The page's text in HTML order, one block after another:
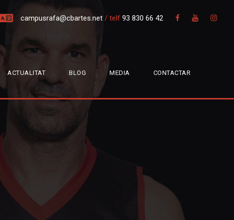
multi campusrafa@cbartes.net / telf 93 830 66 42
ACTUALITAT BLOG MEDIA CONTACTAR